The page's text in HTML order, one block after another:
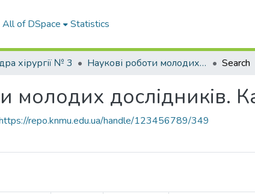
All of DSpace Statistics
хірургії № 3 Наукові роботи молодих дослідників. Кафедра хірургії № 3 Search
молодих дослідників.
repo.knmu.edu.ua/handle/123456789/349